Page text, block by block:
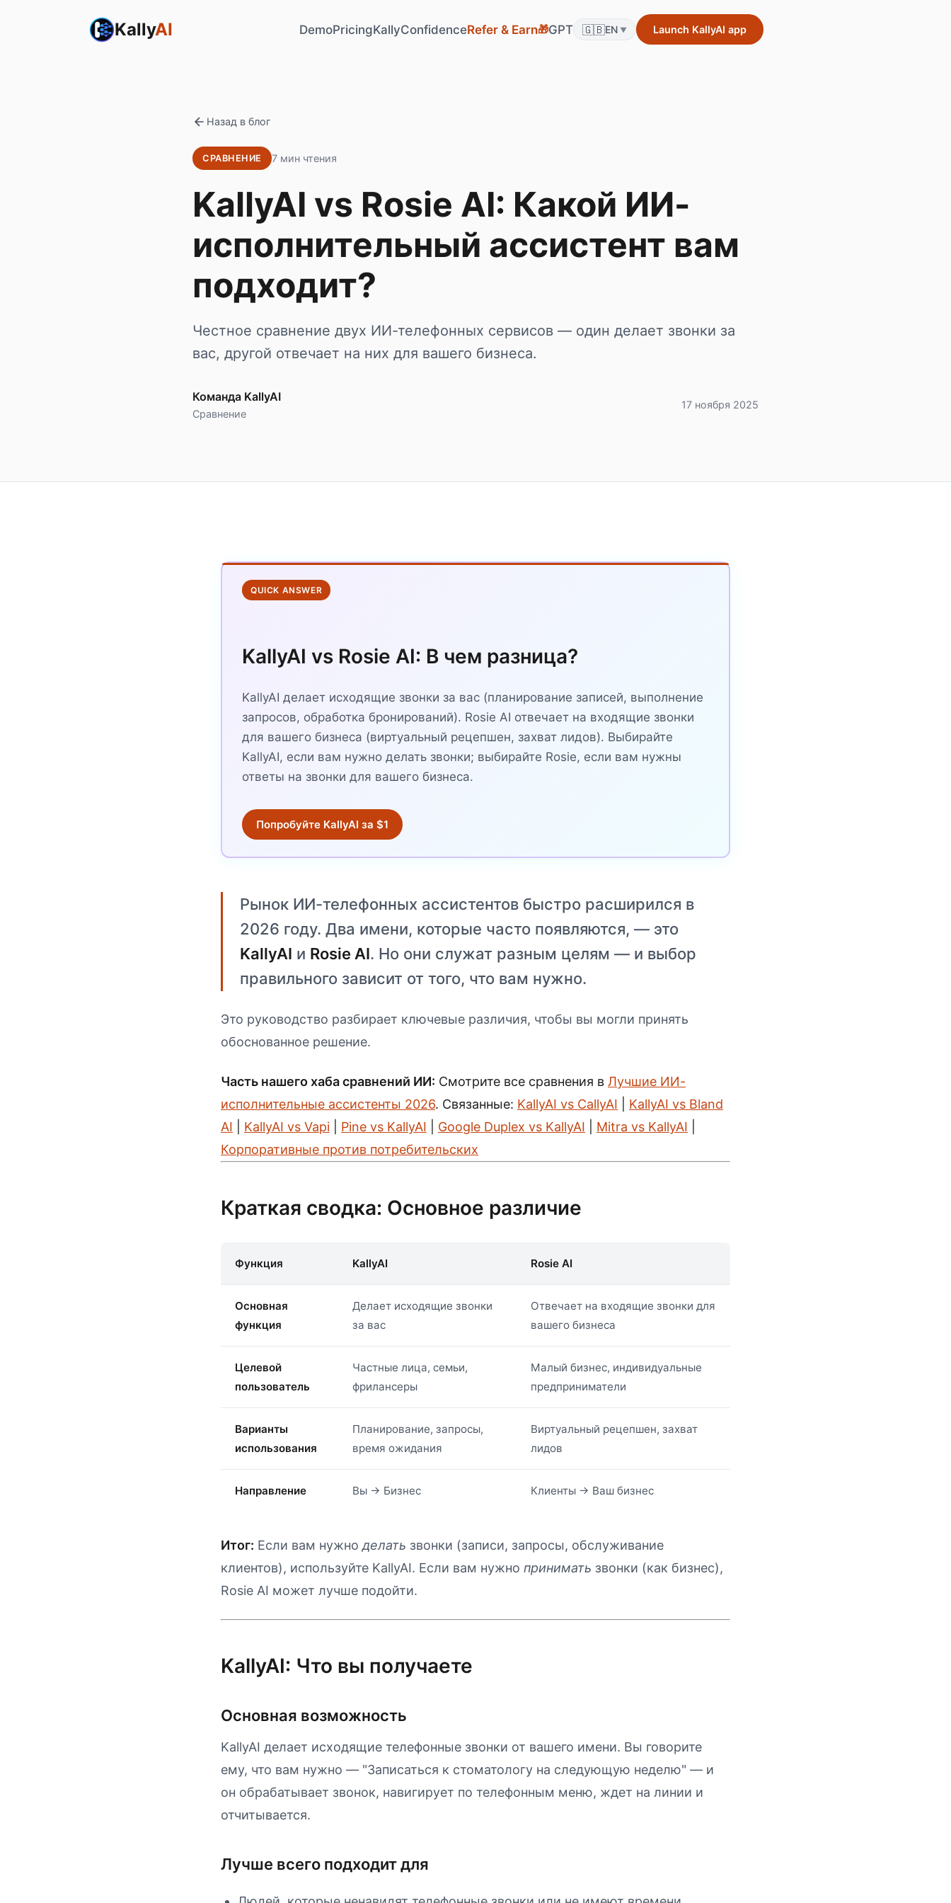
KallyAI DemoPricingKallyConfidenceRefer & Earn🎁GPT 🇬🇧EN ▼ Launch KallyAI app
Назад в блог
СРАВНЕНИЕ 7 мин чтения
KallyAI vs Rosie AI: Какой ИИ-
исполнительный ассистент вам
подходит?
Честное сравнение двух ИИ-телефонных сервисов — один делает звонки за
вас, другой отвечает на них для вашего бизнеса.
Команда KallyAI
Сравнение
17 ноября 2025
QUICK ANSWER
KallyAI vs Rosie AI: В чем разница?
KallyAI делает исходящие звонки за вас (планирование записей, выполнение
запросов, обработка бронирований). Rosie AI отвечает на входящие звонки
для вашего бизнеса (виртуальный рецепшен, захват лидов). Выбирайте
KallyAI, если вам нужно делать звонки; выбирайте Rosie, если вам нужны
ответы на звонки для вашего бизнеса.
Попробуйте KallyAI за $1
Рынок ИИ-телефонных ассистентов быстро расширился в
2026 году. Два имени, которые часто появляются, — это
KallyAI и Rosie AI. Но они служат разным целям — и выбор
правильного зависит от того, что вам нужно.
Это руководство разбирает ключевые различия, чтобы вы могли принять
обоснованное решение.
Часть нашего хаба сравнений ИИ: Смотрите все сравнения в Лучшие ИИ-
исполнительные ассистенты 2026. Связанные: KallyAI vs CallyAI
KallyAI vs Bland
AI
KallyAI vs Vapi Pine vs KallyAI Google Duplex vs KallyAI Mitra vs KallyAI
Корпоративные против потребительских
Краткая сводка: Основное различие
Функция KallyAI Rosie AI
Основная
функция
Делает исходящие звонки
за вас
Отвечает на входящие звонки для
вашего бизнеса
Целевой
пользователь
Частные лица, семьи,
фрилансеры
Малый бизнес, индивидуальные
предприниматели
Варианты
использования
Планирование, запросы,
время ожидания
Виртуальный рецепшен, захват
лидов
Направление Вы → Бизнес Клиенты → Ваш бизнес
Итог: Если вам нужно делать звонки (записи, запросы, обслуживание
клиентов), используйте KallyAI. Если вам нужно принимать звонки (как бизнес),
Rosie AI может лучше подойти.
KallyAI: Что вы получаете
Основная возможность
KallyAI делает исходящие телефонные звонки от вашего имени. Вы говорите
ему, что вам нужно — "Записаться к стоматологу на следующую неделю" — и
он обрабатывает звонок, навигирует по телефонным меню, ждет на линии и
отчитывается.
Лучше всего подходит для